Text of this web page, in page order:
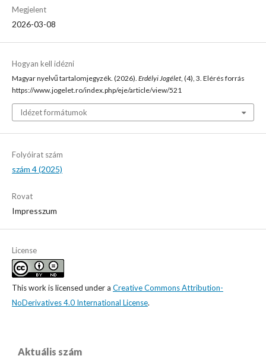
Megjelent
2026-03-08
Hogyan kell idézni
Magyar nyelvű tartalomjegyzék. (2026). Erdélyi Jogélet , (4), 3. Elérés forrás
https://www.jogelet.ro/index.php/eje/article/view/521
Idézet formátumok
Folyóirat szám
szám 4 (2025)
Rovat
Impresszum
License
This work is licensed under a Creative Commons Attribution-
NoDerivatives 4.0 International License.
Aktuális szám